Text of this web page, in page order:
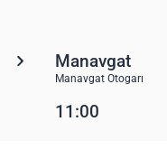
Manavgat
Manavgat Otogarı
11:00